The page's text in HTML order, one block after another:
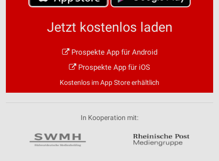
Jetzt kostenlos laden
Prospekte App für Android
Prospekte App für iOS
Kostenlos im App Store erhältlich
In Kooperation mit: